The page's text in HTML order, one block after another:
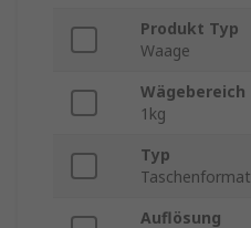
Produkt Typ
Waage
Wägebereich
1kg
Typ
Taschenformat
Auflösung